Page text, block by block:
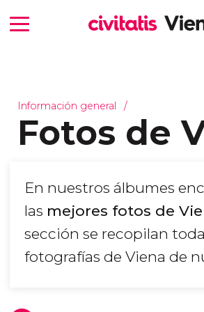
Información general
Fotos de
En nuestros álbumes
las mejores fotos de
sección se recopilan
fotografías de Viena de